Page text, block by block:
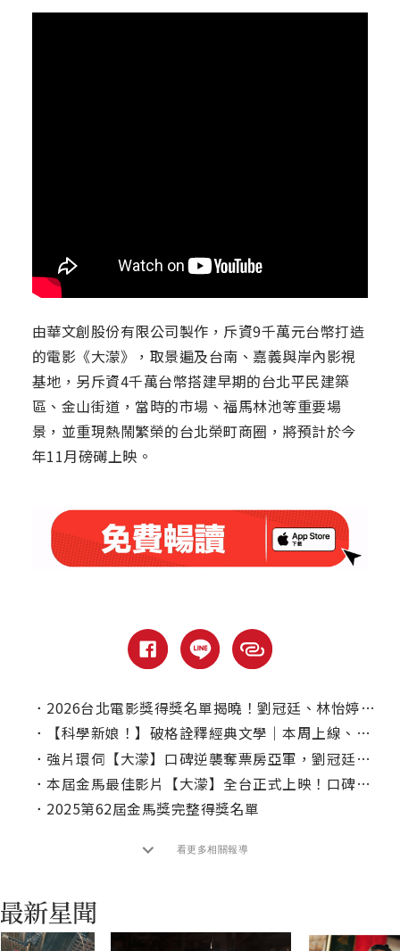
由華文創股份有限公司製作，斥資9千萬元台幣打造
的電影《大濛》，取景遍及台南、嘉義與岸內影視
基地，另斥資4千萬台幣搭建早期的台北平民建築
區、金山街道，當時的市場、福馬林池等重要場
景，並重現熱鬧繁榮的台北榮町商圈，將預計於今
年11月磅礡上映。
． 2026台北電影獎得獎名單揭曉！劉冠廷、林怡婷封帝奪后
．
【科學新娘！】破格詮釋經典文學｜本周上線、電視首播推薦
． 強片環伺【大濛】口碑逆襲奪票房亞軍，劉冠廷曝片場吃醋內幕
． 本屆金馬最佳影片【大濛】全台正式上映！口碑場觀眾淚推：一生必看的國片！
． 2025第62屆金馬獎完整得獎名單
看更多相關報導